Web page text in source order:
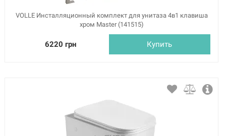
VOLLE Инсталляционный комплект для унитаза 4в1 клавиша
хром Master (141515)
6220 грн Купить